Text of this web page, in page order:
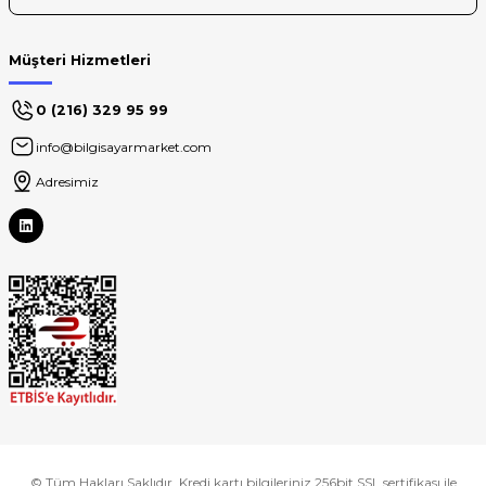
Müşteri Hizmetleri
0 (216) 329 95 99
info@bilgisayarmarket.com
Adresimiz
© Tüm Hakları Saklıdır. Kredi kartı bilgileriniz 256bit SSL sertifikası ile